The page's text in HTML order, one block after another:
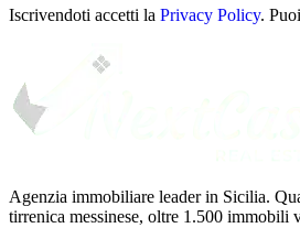
email
Iscrivendoti accetti la Privacy Policy.
Agenzia immobiliare leader in Sicilia.
tirrenica messinese, oltre 1.500 immobili